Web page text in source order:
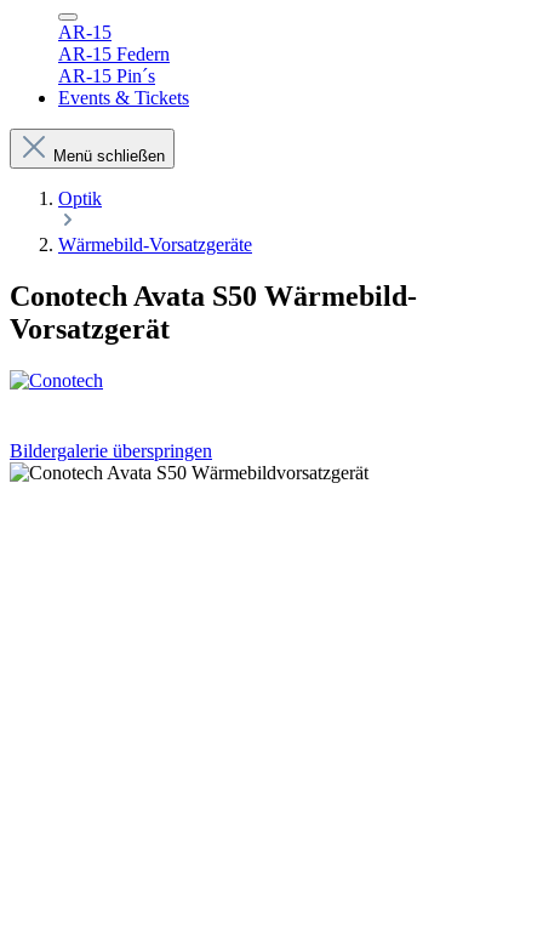
AR-15
AR-15 Federn
AR-15 Pin´s
Events & Tickets
Menü schließen
Optik
Wärmebild-Vorsatzgeräte
Conotech Avata S50 Wärmebild-
Vorsatzgerät
Bildergalerie überspringen